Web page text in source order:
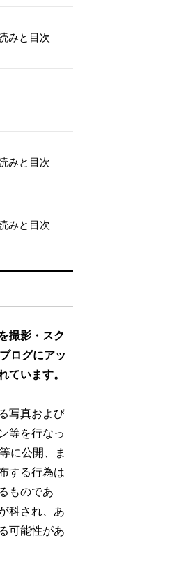
みと目次
みと目次
みと目次
撮影・スク
ログにアッ
ています。
写真および
等を行なっ
に公開、ま
する行為は
ものであ
科され、あ
可能性があ